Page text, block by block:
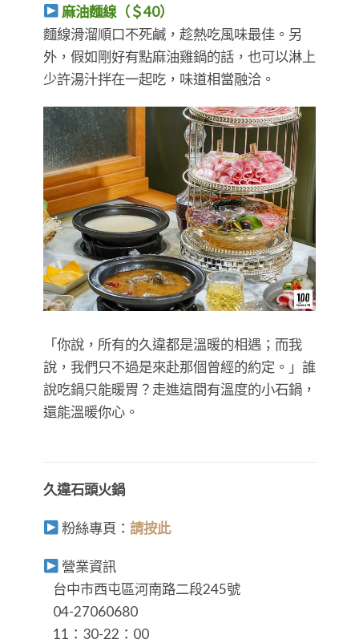
麻油麵線（＄40）
麵線滑溜順口不死鹹，趁熱吃風味最佳。另
外，假如剛好有點麻油雞鍋的話，也可以淋上
少許湯汁拌在一起吃，味道相當融洽。
「你說，所有的久違都是溫暖的相遇；而我
說，我們只不過是來赴那個曾經的約定。」誰
說吃鍋只能暖胃？走進這間有溫度的小石鍋，
還能溫暖你心。
久違石頭火鍋
粉絲專頁： 請按此
營業資訊
台中市西屯區河南路二段245號
04-27060680
11：30-22：00